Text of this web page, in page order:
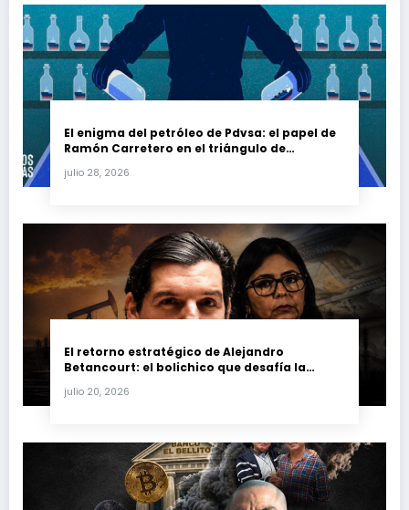
El enigma del petróleo de Pdvsa: el papel de
Ramón Carretero en el triángulo de
julio 28, 2026
El retorno estratégico de Alejandro
Betancourt: el bolichico que desafía la
petrolera venezolana
julio 20, 2026